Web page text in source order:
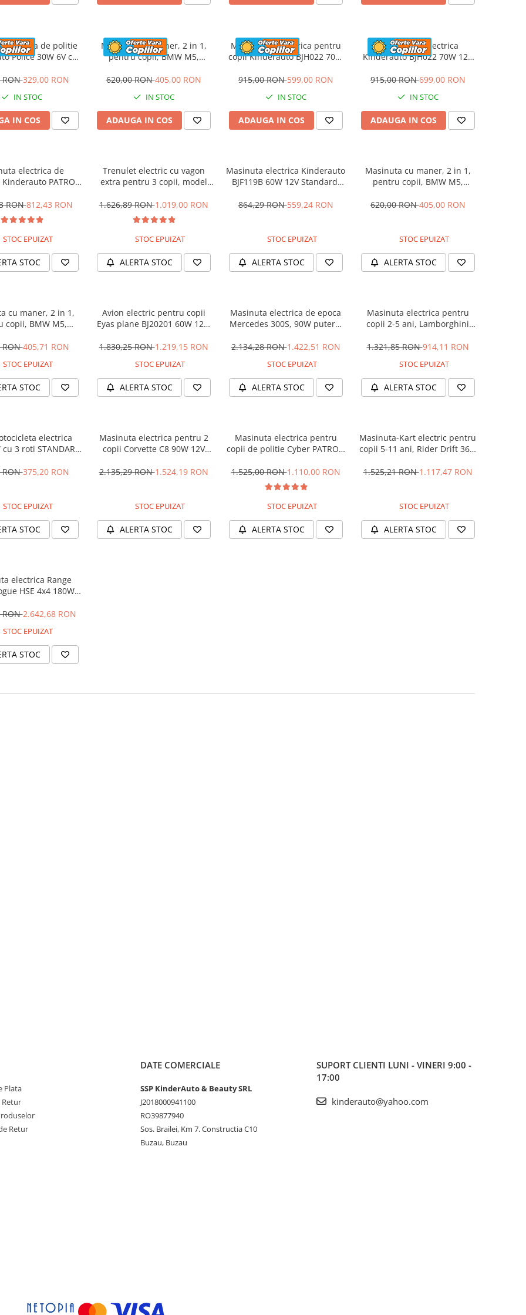
electrica de politie
Police 30W 6V cu
culoare Rosu
RON329,00 RON
IN STOC
IN COS
Masinuta cu maner, 2 in 1,
pentru copii, BMW M5,
620,00 RON405,00 RON
IN STOC
ADAUGA IN COS
Motocicleta electrica pentru
copii Kinderauto BJH022 70W
915,00 RON599,00 RON
IN STOC
ADAUGA IN COS
Motocicleta electrica
Kinderauto BJH022 70W 12V
culoare Rosie
915,00 RON699,00 RON
IN STOC
ADAUGA IN COS
electrica de
PATROL
RON812,43 RON
STOC EPUIZAT
STOC
Trenulet electric cu vagon
extra pentru 3 copii, model
music player, albastru
1.626,89 RON1.019,00 RON
STOC EPUIZAT
ALERTA STOC
Masinuta electrica Kinderauto
BJF119B 60W 12V Standard,
864,29 RON559,24 RON
STOC EPUIZAT
ALERTA STOC
Masinuta cu maner, 2 in 1,
pentru copii, BMW M5,
620,00 RON405,00 RON
STOC EPUIZAT
ALERTA STOC
cu maner, 2 in 1,
copii, BMW M5,
RON405,71 RON
STOC EPUIZAT
STOC
Avion electric pentru copii
Eyas plane BJ20201 60W 12V,
1.830,25 RON1.219,15 RON
STOC EPUIZAT
ALERTA STOC
Masinuta electrica de epoca
Mercedes 300S, 90W putere,
2.134,28 RON1.422,51 RON
STOC EPUIZAT
ALERTA STOC
Masinuta electrica pentru
copii 2-5 ani, Lamborghini
12V, galbena
1.321,85 RON914,11 RON
STOC EPUIZAT
ALERTA STOC
electrica
cu 3 roti STANDARD
RON375,20 RON
STOC EPUIZAT
STOC
Masinuta electrica pentru 2
copii Corvette C8 90W 12V
2.135,29 RON1.524,19 RON
STOC EPUIZAT
ALERTA STOC
Masinuta electrica pentru
copii de politie Cyber PATROL,
90W, 12V, Black & White
1.525,00 RON1.110,00 RON
STOC EPUIZAT
ALERTA STOC
Masinuta-Kart electric pentru
copii 5-11 ani, Rider Drift 360,
1.525,21 RON1.117,47 RON
STOC EPUIZAT
ALERTA STOC
electrica Range
HSE 4x4 180W
RON2.642,68 RON
STOC EPUIZAT
STOC
Plata
Retur
Retur
DATE COMERCIALE
SSP KinderAuto & Beauty SRL
J2018000941100
RO39877940
Sos. Brailei, Km 7. Constructia C10
Buzau, Buzau
SUPORT CLIENTI LUNI - VINERI 9:00 -
17:00
kinderauto@yahoo.com